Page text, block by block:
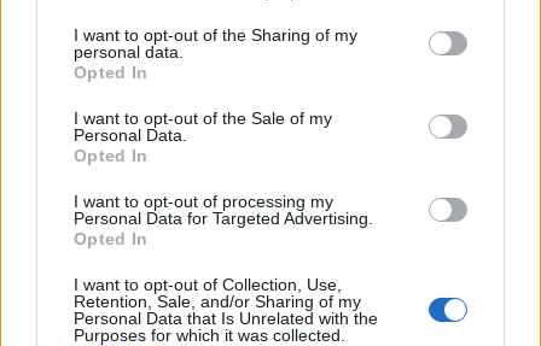
not limited to your visit or usage behaviour. You may click to
grant or deny consent to Google and its third-party tags to
use your data for below specified purposes in below Google
consent section.
I want to opt-out of the Sharing of my
personal data.
Opted In
I want to opt-out of the Sale of my
Personal Data.
Opted In
I want to opt-out of processing my
Personal Data for Targeted Advertising.
Opted In
I want to opt-out of Collection, Use,
Retention, Sale, and/or Sharing of my
Personal Data that Is Unrelated with the
Purposes for which it was collected.